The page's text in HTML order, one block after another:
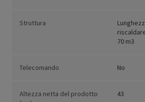
Struttura
70 m3
Telecomando No
Altezza netta del prodotto
43